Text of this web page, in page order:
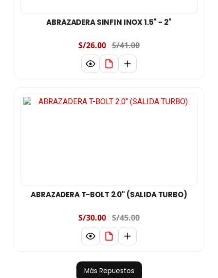
ABRAZADERA SINFIN INOX 1.5" - 2"
S/26.00 S/41.00
ABRAZADERA T-BOLT 2.0" (SALIDA TURBO)
S/30.00 S/45.00
Más Repuestos